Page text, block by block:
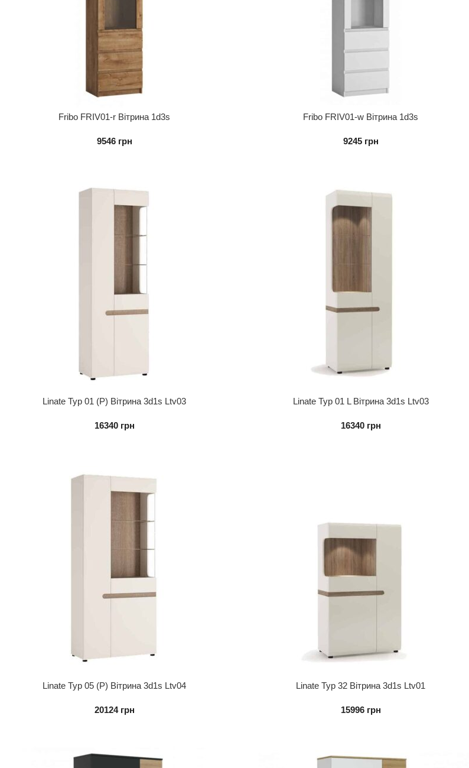
Fribo FRIV01-r Вітрина 1d3s
9546 грн
Fribo FRIV01-w Вітрина 1d3s
9245 грн
Linate Typ 01 (P) Вітрина 3d1s Ltv03
16340 грн
Linate Typ 01 L Вітрина 3d1s Ltv03
16340 грн
Linate Typ 05 (P) Вітрина 3d1s Ltv04
20124 грн
Linate Typ 32 Вітрина 3d1s Ltv01
15996 грн